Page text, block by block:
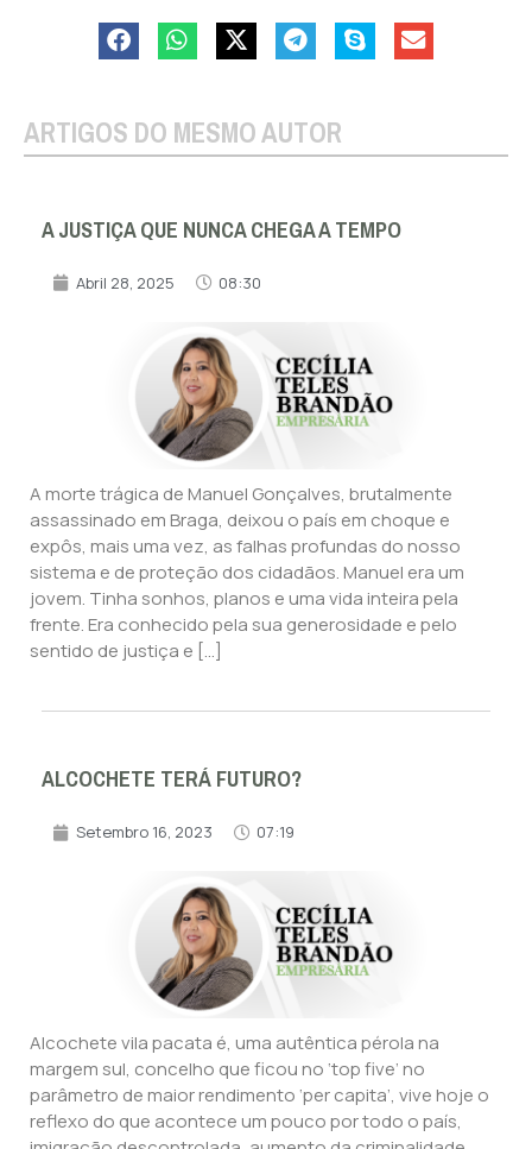
ARTIGOS DO MESMO AUTOR
A JUSTIÇA QUE NUNCA CHEGA A TEMPO
Abril 28, 2025 08:30
A morte trágica de Manuel Gonçalves, brutalmente
assassinado em Braga, deixou o país em choque e
expôs, mais uma vez, as falhas profundas do nosso
sistema e de proteção dos cidadãos. Manuel era um
jovem. Tinha sonhos, planos e uma vida inteira pela
frente. Era conhecido pela sua generosidade e pelo
sentido de justiça e […]
ALCOCHETE TERÁ FUTURO?
Setembro 16, 2023 07:19
Alcochete vila pacata é, uma autêntica pérola na
margem sul, concelho que ficou no ‘top five’ no
parâmetro de maior rendimento ‘per capita’, vive hoje o
reflexo do que acontece um pouco por todo o país,